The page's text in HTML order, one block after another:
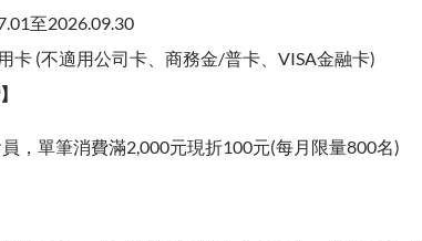
至2026.09.30
卡 (不適用公司卡、商務金/普卡、VISA金融卡)
，單筆消費滿2,000元現折100元(每月限量800名)